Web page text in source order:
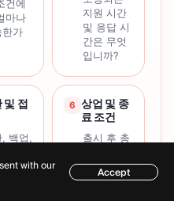
건에
마나
한가
지원 시간
및 응답 시
간은 무엇
입니까?
및 접
, 백업,
및 복
6 상업 및 종
료 조건
출시 후 총
은 어떻게
되나요? 서
with our
Accept